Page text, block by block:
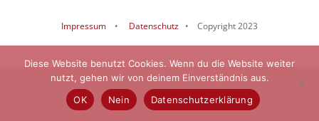
Impressum • Datenschutz • Copyright 2023
Diese Website benutzt Cookies. Wenn du die Website weiter
nutzt, gehen wir von deinem Einverständnis aus.
OK
Nein Datenschutzerklärung